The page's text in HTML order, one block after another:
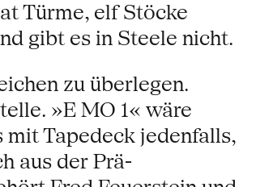
Türme, elf Stöcke
gibt es in Steele nicht.
zu überlegen.
»E MO 1« wäre
mit Tapedeck jedenfalls,
aus der Prä-